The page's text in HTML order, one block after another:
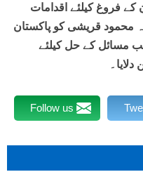
فروغ کیلئے اقدامات
محمود قریشی کو پاکستان
مسائل کے حل کیلئے
Follow us